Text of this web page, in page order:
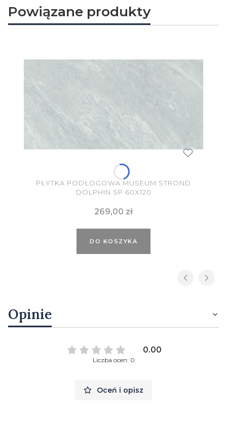
Powiązane produkty
PŁYTKA PODŁOGOWA MUSEUM STROND
DOLPHIN SP 60X120
Cena
269,00 zł
DO KOSZYKA
Opinie
0.00
Liczba ocen: 0
Oceń i opisz